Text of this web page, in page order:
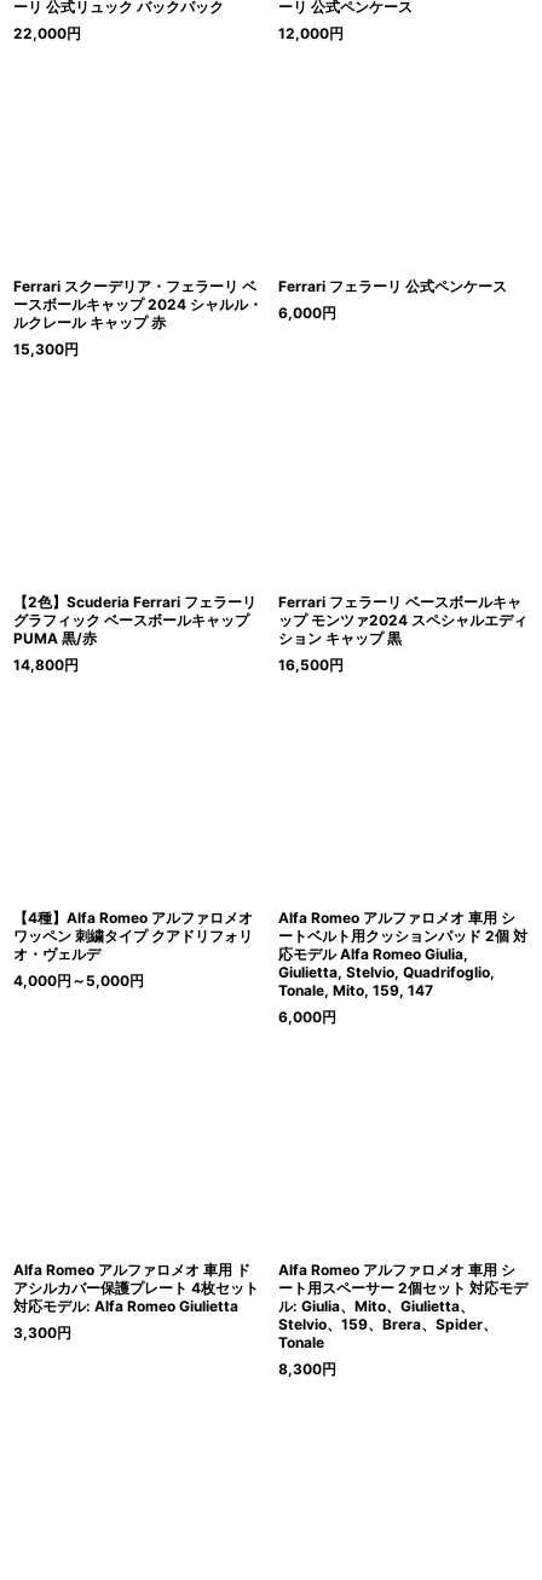
ーリ 公式リュック バックパック
22,000円
ーリ 公式ペンケース
12,000円
Ferrari スクーデリア・フェラーリ ベ
ースボールキャップ 2024 シャルル・
ルクレール キャップ 赤
15,300円
Ferrari フェラーリ 公式ペンケース
6,000円
【2色】Scuderia Ferrari フェラーリ
グラフィック ベースボールキャップ
PUMA 黒/赤
14,800円
Ferrari フェラーリ ベースボールキャ
ップ モンツァ2024 スペシャルエディ
ション キャップ 黒
16,500円
【4種】Alfa Romeo アルファロメオ
ワッペン 刺繍タイプ クアドリフォリ
オ・ヴェルデ
4,000円 ～5,000円
Alfa Romeo アルファロメオ 車用 シ
ートベルト用クッションパッド 2個 対
応モデル Alfa Romeo Giulia,
Giulietta, Stelvio, Quadrifoglio,
Tonale, Mito, 159, 147
6,000円
Alfa Romeo アルファロメオ 車用 ド
アシルカバー保護プレート 4枚セット
対応モデル: Alfa Romeo Giulietta
3,300円
Alfa Romeo アルファロメオ 車用 シ
ート用スペーサー 2個セット 対応モデ
ル: Giulia、Mito、Giulietta、
Stelvio、159、Brera、Spider、
Tonale
8,300円